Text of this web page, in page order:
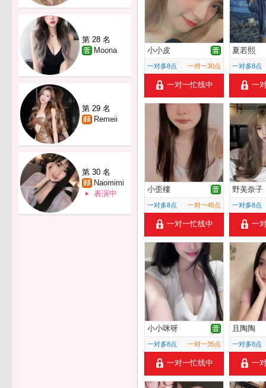
第 28 名
Moona
第 29 名
Remeii
第 30 名
Naomimi
表演中
小小皮
一对多8点 一对一30点
一对一忙线中
夏若熙
一对多8点
一
小歪樓
一对多8点 一对一45点
一对一忙线中
野美奈子
一对多8点
一
小小咪呀
一对多8点 一对一35点
一对一忙线中
且陶陶
一对多8点
一